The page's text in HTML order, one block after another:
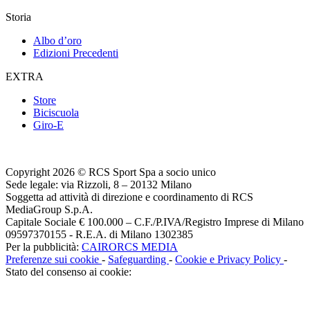
Storia
Albo d’oro
Edizioni Precedenti
EXTRA
Store
Biciscuola
Giro-E
Copyright 2026 © RCS Sport Spa a socio unico
Sede legale: via Rizzoli, 8 – 20132 Milano
Soggetta ad attività di direzione e coordinamento di RCS
MediaGroup S.p.A.
Capitale Sociale € 100.000 – C.F./P.IVA/Registro Imprese di Milano
09597370155 - R.E.A. di Milano 1302385
Per la pubblicità: CAIRORCS MEDIA
Preferenze sui cookie - Safeguarding - Cookie e Privacy Policy -
Stato del consenso ai cookie: